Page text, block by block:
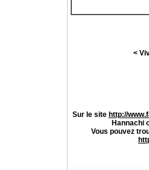
<
Sur le site http://
Hannachi
Vous pouvez